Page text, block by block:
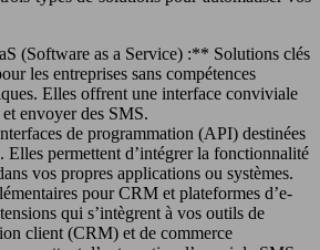
(Software as a Service) :** Solutions clés
les entreprises sans compétences
Elles offrent une interface conviviale
envoyer des SMS.
de programmation (API) destinées
Elles permettent d’intégrer la fonctionnalité
vos propres applications ou systèmes.
pour CRM et plateformes d’e-
qui s’intègrent à vos outils de
client (CRM) et de commerce